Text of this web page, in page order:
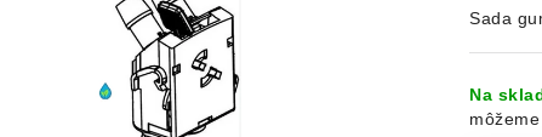
Sada
Na